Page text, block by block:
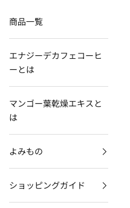
商品一覧
エナジーデカフェコーヒ
ーとは
マンゴー葉乾燥エキスと
は
よみもの
ショッピングガイド